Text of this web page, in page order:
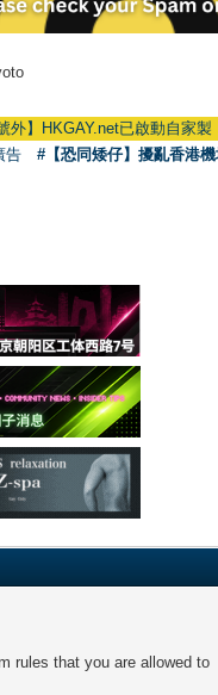
】HKGAY.net已啟動自家製
告 #【恐同矮仔】擾亂香港
rules that you are allowed to